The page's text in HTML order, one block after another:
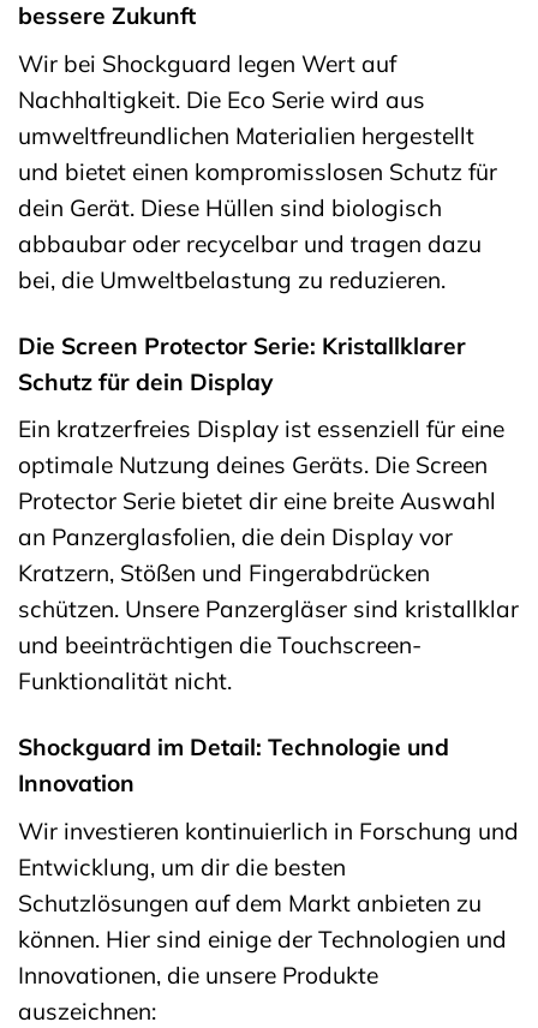
bessere Zukunft
Wir bei Shockguard legen Wert auf
Nachhaltigkeit. Die Eco Serie wird aus
umweltfreundlichen Materialien hergestellt
und bietet einen kompromisslosen Schutz für
dein Gerät. Diese Hüllen sind biologisch
abbaubar oder recycelbar und tragen dazu
bei, die Umweltbelastung zu reduzieren.
Die Screen Protector Serie: Kristallklarer
Schutz für dein Display
Ein kratzerfreies Display ist essenziell für eine
optimale Nutzung deines Geräts. Die Screen
Protector Serie bietet dir eine breite Auswahl
an Panzerglasfolien, die dein Display vor
Kratzern, Stößen und Fingerabdrücken
schützen. Unsere Panzergläser sind kristallklar
und beeinträchtigen die Touchscreen-
Funktionalität nicht.
Shockguard im Detail: Technologie und
Innovation
Wir investieren kontinuierlich in Forschung und
Entwicklung, um dir die besten
Schutzlösungen auf dem Markt anbieten zu
können. Hier sind einige der Technologien und
Innovationen, die unsere Produkte
auszeichnen: